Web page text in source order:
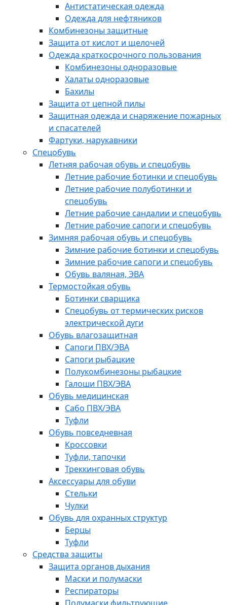
Антистатическая одежда
Одежда для нефтяников
Комбинезоны защитные
Защита от кислот и щелочей
Одежда краткосрочного пользования
Комбинезоны одноразовые
Халаты одноразовые
Бахилы
Защита от цепной пилы
Защитная одежда и снаряжение пожарных
и спасателей
Фартуки, нарукавники
Спецобувь
Летняя рабочая обувь и спецобувь
Летние рабочие ботинки и спецобувь
Летние рабочие полуботинки и
спецобувь
Летние рабочие сандалии и спецобувь
Летние рабочие сапоги и спецобувь
Зимняя рабочая обувь и спецобувь
Зимние рабочие ботинки и спецобувь
Зимние рабочие сапоги и спецобувь
Обувь валяная, ЭВА
Термостойкая обувь
Ботинки сварщика
Спецобувь от термических рисков
электрической дуги
Обувь влагозащитная
Сапоги ПВХ/ЭВА
Сапоги рыбацкие
Полукомбинезоны рыбацкие
Галоши ПВХ/ЭВА
Обувь медицинская
Сабо ПВХ/ЭВА
Туфли
Обувь повседневная
Кроссовки
Туфли, тапочки
Треккинговая обувь
Аксессуары для обуви
Стельки
Чулки
Обувь для охранных структур
Берцы
Туфли
Средства защиты
Защита органов дыхания
Маски и полумаски
Респираторы